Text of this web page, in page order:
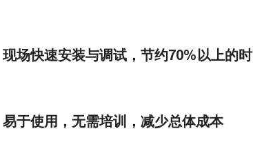
现场快速安装与调试，节约70%以上的
易于使用，无需培训，减少总体成本